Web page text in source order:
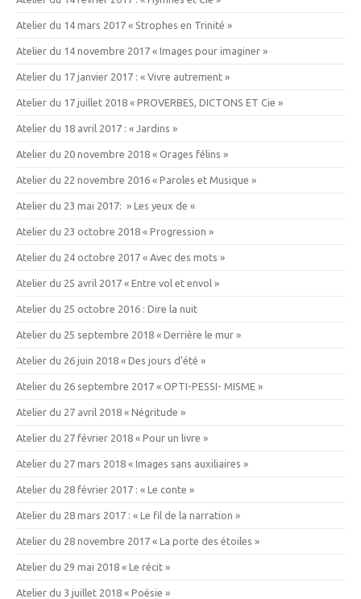
Atelier du 14 mars 2017 « Strophes en Trinité »
Atelier du 14 novembre 2017 « Images pour imaginer »
Atelier du 17 janvier 2017 : « Vivre autrement »
Atelier du 17 juillet 2018 « PROVERBES, DICTONS ET Cie »
Atelier du 18 avril 2017 : « Jardins »
Atelier du 20 novembre 2018 « Orages félins »
Atelier du 22 novembre 2016 « Paroles et Musique »
Atelier du 23 mai 2017: » Les yeux de «
Atelier du 23 octobre 2018 « Progression »
Atelier du 24 octobre 2017 « Avec des mots »
Atelier du 25 avril 2017 « Entre vol et envol »
Atelier du 25 octobre 2016 : Dire la nuit
Atelier du 25 septembre 2018 « Derrière le mur »
Atelier du 26 juin 2018 « Des jours d’été »
Atelier du 26 septembre 2017 « OPTI-PESSI- MISME »
Atelier du 27 avril 2018 « Négritude »
Atelier du 27 février 2018 « Pour un livre »
Atelier du 27 mars 2018 « Images sans auxiliaires »
Atelier du 28 février 2017 : « Le conte »
Atelier du 28 mars 2017 : « Le fil de la narration »
Atelier du 28 novembre 2017 « La porte des étoiles »
Atelier du 29 mai 2018 « Le récit »
Atelier du 3 juillet 2018 « Poésie »